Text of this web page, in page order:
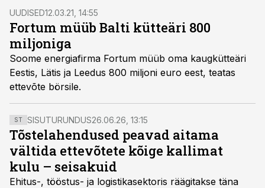
rajamist sellesse piirkonda.
UUDISED12.03.21, 14:55
Fortum müüb Balti kütteäri 800
miljoniga
Soome energiafirma Fortum müüb oma kaugkütteäri
Eestis, Lätis ja Leedus 800 miljoni euro eest, teatas
ettevõte börsile.
ST SISUTURUNDUS26.06.26, 13:15
Tõstelahendused peavad aitama
vältida ettevõtete kõige kallimat
kulu – seisakuid
Ehitus-, tööstus- ja logistikasektoris räägitakse täna